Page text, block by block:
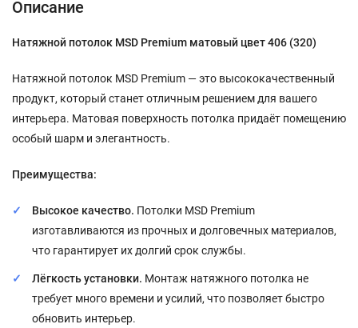
Описание
Натяжной потолок MSD Premium матовый цвет 406 (320)
Натяжной потолок MSD Premium — это высококачественный
продукт, который станет отличным решением для вашего
интерьера. Матовая поверхность потолка придаёт помещению
особый шарм и элегантность.
Преимущества:
Высокое качество. Потолки MSD Premium
изготавливаются из прочных и долговечных материалов,
что гарантирует их долгий срок службы.
Лёгкость установки. Монтаж натяжного потолка не
требует много времени и усилий, что позволяет быстро
обновить интерьер.